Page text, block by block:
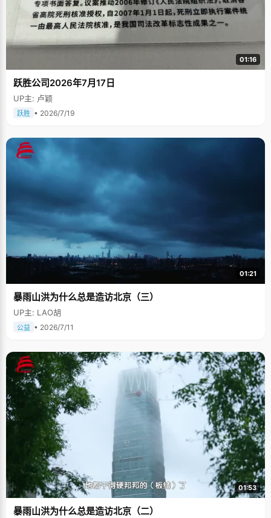
01:16
跃胜公司2026年7月17日
UP主: 卢颖
跃胜 • 2026/7/19
01:21
暴雨山洪为什么总是造访北京（三）
UP主: LAO胡
公益 • 2026/7/11
01:53
暴雨山洪为什么总是造访北京（二）